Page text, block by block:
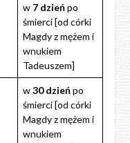
w 7 dzieńpo
śmierci [od córki
Magdy z mężem i
wnukiem
Tadeuszem]
w30 dzieńpo
śmierci [od córki
Magdy z mężem i
wnukiem